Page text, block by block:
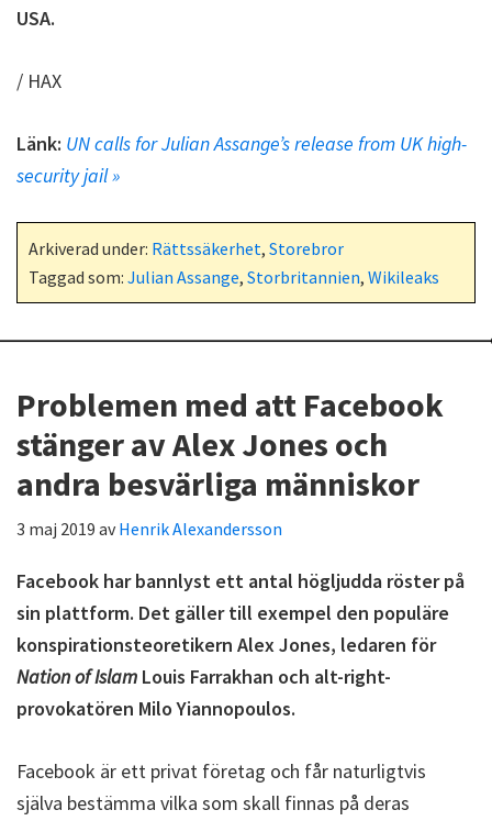
USA.
/ HAX
Länk: UN calls for Julian Assange’s release from UK high-
security jail »
Arkiverad under: Rättssäkerhet, Storebror
Taggad som: Julian Assange, Storbritannien, Wikileaks
Problemen med att Facebook
stänger av Alex Jones och
andra besvärliga människor
3 maj 2019 avHenrik Alexandersson
Facebook har bannlyst ett antal högljudda röster på
sin plattform. Det gäller till exempel den populäre
konspirationsteoretikern Alex Jones, ledaren för
Nation of Islam Louis Farrakhan och alt-right-
provokatören Milo Yiannopoulos.
Facebook är ett privat företag och får naturligtvis
själva bestämma vilka som skall finnas på deras